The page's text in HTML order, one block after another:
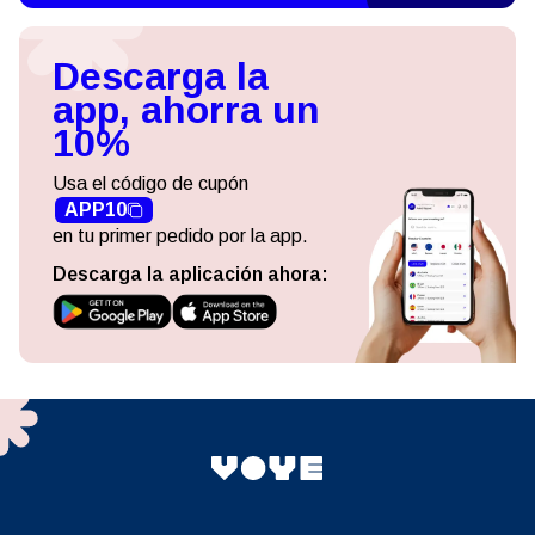
Descarga la
app, ahorra un
10%
Usa el código de cupón
APP10
en tu primer pedido por la app.
Descarga la aplicación ahora: